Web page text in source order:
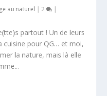
au naturel |2 |
partout ! Un de leurs
cuisine pour QG… et moi,
la nature, mais là elle